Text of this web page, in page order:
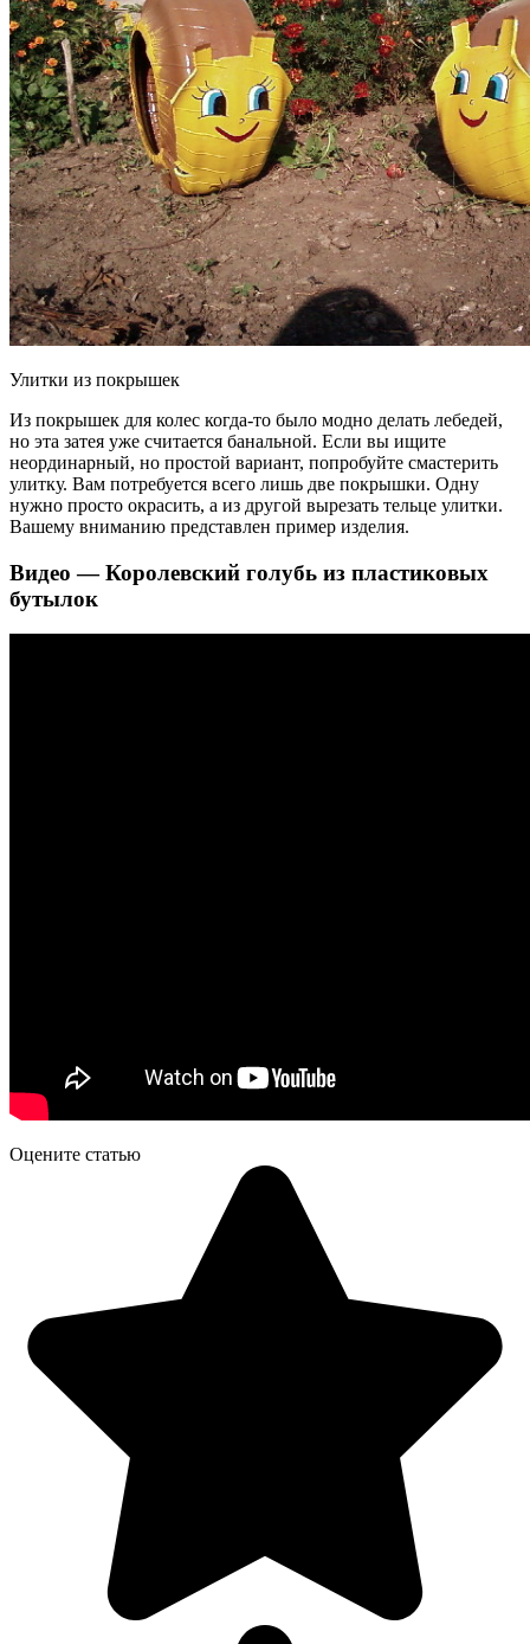
Улитки из покрышек
Из покрышек для колес когда-то было модно делать лебедей,
но эта затея уже считается банальной. Если вы ищите
неординарный, но простой вариант, попробуйте смастерить
улитку. Вам потребуется всего лишь две покрышки. Одну
нужно просто окрасить, а из другой вырезать тельце улитки.
Вашему вниманию представлен пример изделия.
Видео — Королевский голубь из пластиковых
бутылок
Оцените статью